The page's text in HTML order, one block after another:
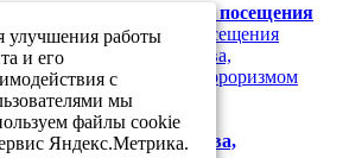
Тулы закрыт для посещения
Тулы закрыт для посещения
прошел урок мужества,
улучшения работы
и его
с
мы
файлы cookie
Яндекс.Метрика.